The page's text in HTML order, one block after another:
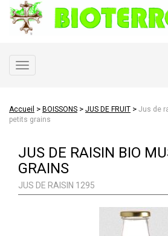
Toggle
navigation
Accueil > BOISSONS > JUS DE FRUIT > Jus de
petits grains
JUS DE RAISIN BIO
GRAINS
JUS DE RAISIN 1295